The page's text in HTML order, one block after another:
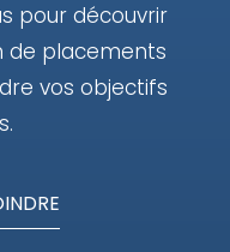
pour découvrir
de placements
vos objectifs